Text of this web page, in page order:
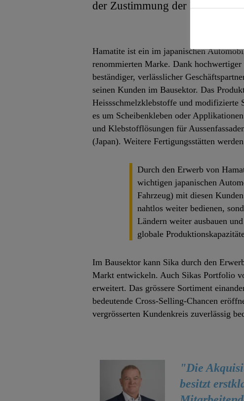
der Zustimmung der
Hamatite ist ein im japanischen
renommierten Marke. Dank hochwertiger
beständiger, verlässlicher
seinen Kunden im Bausektor. Das
Heissschmelzklebstoffe und modifizierte
es um Scheibenkleben oder
und Klebstofflösungen für
(Japan). Weitere Fertigungsstätten
Durch den Erwerb von
wichtigen japanischen
Fahrzeug) mit diesen
nahtlos weiter bedienen,
Ländern weiter ausbauen
globale
Im Bausektor kann Sika durch den
Markt entwickeln. Auch Sikas Portfolio
erweitert. Das grössere Sortiment
bedeutende Cross-Selling-Chancen
vergrösserten Kundenkreis zuverlässig
"Die
besitzt